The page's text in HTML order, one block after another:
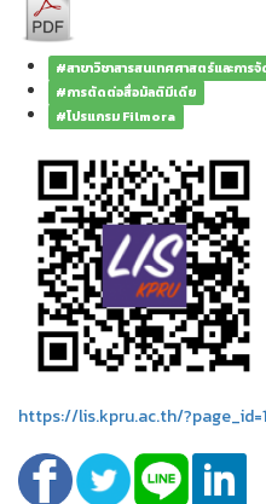
#สาขาวิชาสารสนเทศศาสตร์และกา
#การตัดต่อสื่อมัลติมีเดีย
#โปรแกรม Filmora
https://lis.kpru.ac.th/